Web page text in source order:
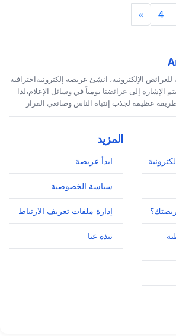
4
»
الإلكترونية، انشئ عريضة إلكترونيةاحترافية
الإشارة إلى عرائضنا يومياً في وسائل الإعلام،لذا
عظيمة لجذب إنتباه الناس وصانعي القرار
المزيد
ابدأ عريضة
سياسة الخصوصية
إدارة ملفات تعريف الارتباط
نبذة عنا